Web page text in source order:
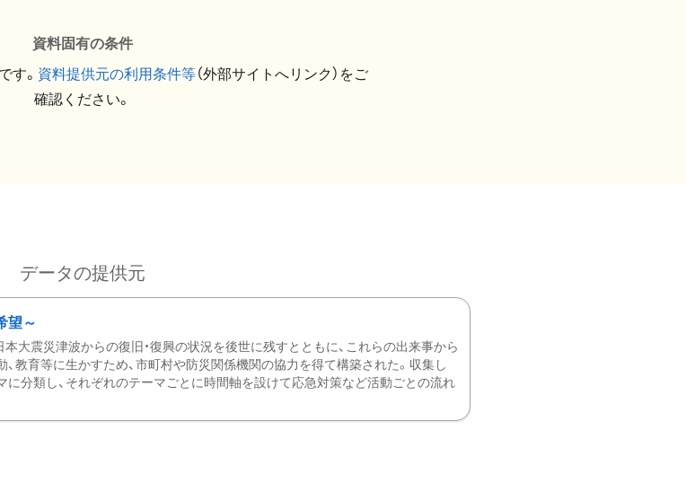
資料固有の条件
す。 資料提供元の利用条件等（外部サイトへリンク）をご
確認ください。
データの提供元
望～
大震災津波からの復旧・復興の状況を後世に残すとともに、これらの出来事から
教育等に生かすため、市町村や防災関係機関の協力を得て構築された。収集し
に分類し、それぞれのテーマごとに時間軸を設けて応急対策など活動ごとの流れ